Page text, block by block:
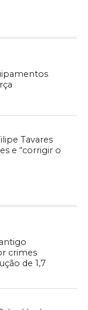
Tavares
e “corrigir o
crimes
de 1,7